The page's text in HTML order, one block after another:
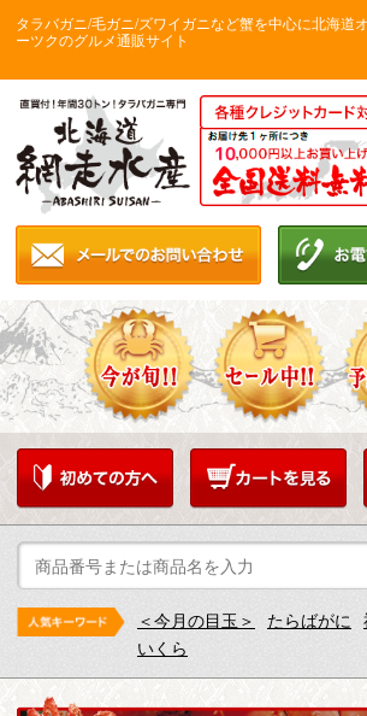
タラバガニ/毛ガニ/ズワイガニなど蟹を中心に北海道
ーツクのグルメ通販サイト
＜今月の目玉＞ たらばがに
いくら